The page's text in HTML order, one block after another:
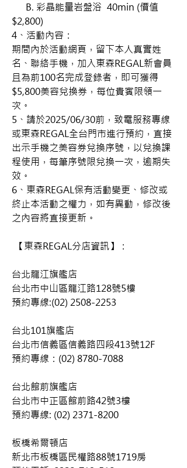
B. 彩晶能量岩盤浴  40min (價值
$2,800)
4、活動內容：
期間內於活動網頁，留下本人真實姓
名、聯絡手機，加入東森REGAL新會員
且為前100名完成登錄者，即可獲得
$5,800美容兌換券，每位貴賓限領一
次。
5、請於2025/06/30前，致電服務專線
或東森REGAL全台門市進行預約，直接
出示手機之美容券兌換序號，以兌換課
程使用，每筆序號限兌換一次，逾期失
效。
6、東森REGAL保有活動變更、修改或
終止本活動之權力，如有異動，修改後
之內容將直接更新。
【東森REGAL分店資訊】：
台北龍江旗艦店
台北市中山區龍江路128號5樓
預約專線:(02) 2508-2253
台北101旗艦店
台北市信義區信義路四段413號12F
預約專線：(02) 8780-7088
台北館前旗艦店
台北市中正區館前路42號3樓
預約專線: (02) 2371-8200
板橋希爾頓店
新北巿板橋區民權路88號1719房